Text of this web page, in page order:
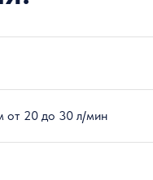
от 20 до 30 л/мин